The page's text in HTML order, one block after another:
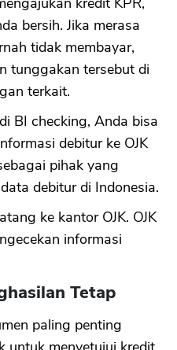
bersih. Jika merasa
tidak membayar,
tunggakan tersebut di
terkait.
BI checking, Anda bisa
debitur ke OJK
pihak yang
debitur di Indonesia.
ke kantor OJK. OJK
informasi
Tetap
paling penting